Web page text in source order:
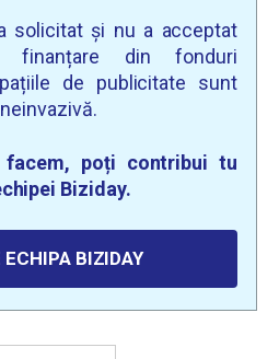
solicitat și nu a acceptat
din fonduri
de publicitate sunt
poți contribui tu
Biziday.
ECHIPA BIZIDAY